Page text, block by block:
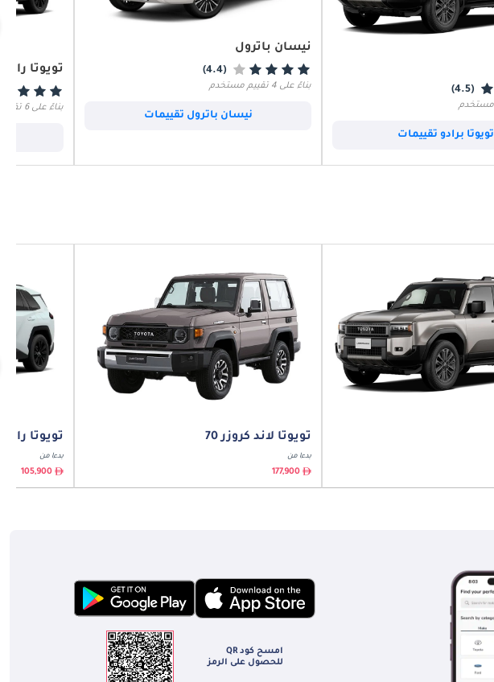
(4.5)
تويوتا برادو تقييمات
نيسان باترول
(4.4)
بناءً على 4 تقييم مستخدم
نيسان باترول تقييمات
تويوتا راف ٤
بناءً على 6 تقييم مستخدم
تويوتا لاند كروزر 70
بدءا من
177,900
تويوتا راف ٤
بدءا من
105,900
امسح كود QR
للحصول على الرمز